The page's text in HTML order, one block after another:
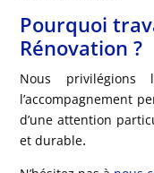
Pourquoi
Rénovation ?
Nous privilégions
l’accompagnement
d’une attention
et durable.